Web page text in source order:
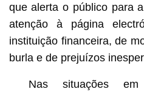
que alerta o público para
atenção à página
instituição financeira, de
burla e de prejuízos
Nas situações